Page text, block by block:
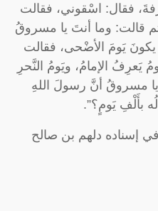
فقال: اسْقوني، فقالت
قالت: وما أنتَ يا مسروقُ
يَومَ الأضْحى، فقالت
يَعرِفُ الإمامُ، ويَومُ النَّحرِ
يا مسروقُ أنَّ رسولَ اللهِ
بأَلْفِ يَومٍ؟”.
إسناده دلهم بن صالح